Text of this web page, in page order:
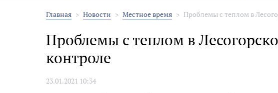
Главная Новости Местное время Проблемы с теплом в
Проблемы с теплом в
контроле
23.01.2021 10:34